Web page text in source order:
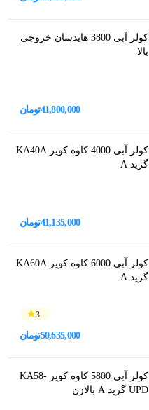
کولر آبی 3800 هایدسان خروجی
بالا
41,800,000تومان
کولر آبی 4000 کاوه کویر KA40A
گرید A
41,135,000تومان
کولر آبی 6000 کاوه کویر KA60A
گرید A
3
50,635,000تومان
کولر آبی 5800 کاوه کویر KA58-
UPD گرید A بالازن